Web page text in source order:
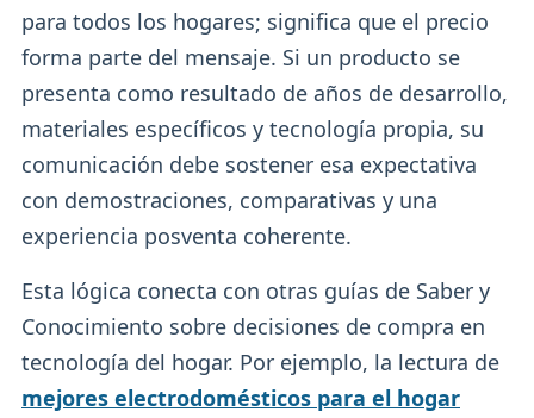
para todos los hogares; significa que el precio
forma parte del mensaje. Si un producto se
presenta como resultado de años de desarrollo,
materiales específicos y tecnología propia, su
comunicación debe sostener esa expectativa
con demostraciones, comparativas y una
experiencia posventa coherente.
Esta lógica conecta con otras guías de Saber y
Conocimiento sobre decisiones de compra en
tecnología del hogar. Por ejemplo, la lectura de
mejores electrodomésticos para el hogar